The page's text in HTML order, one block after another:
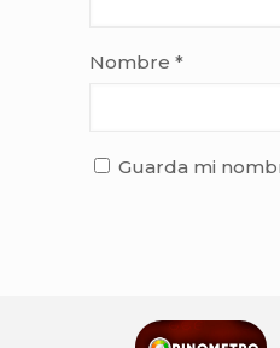
Nombre *
Guarda mi